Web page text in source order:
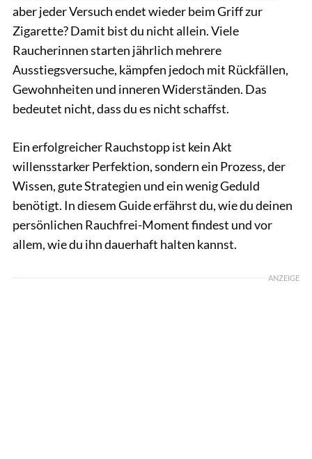
aber jeder Versuch endet wieder beim Griff zur
Zigarette? Damit bist du nicht allein. Viele
Raucherinnen starten jährlich mehrere
Ausstiegsversuche, kämpfen jedoch mit Rückfällen,
Gewohnheiten und inneren Widerständen. Das
bedeutet nicht, dass du es nicht schaffst.
Ein erfolgreicher Rauchstopp ist kein Akt
willensstarker Perfektion, sondern ein Prozess, der
Wissen, gute Strategien und ein wenig Geduld
benötigt. In diesem Guide erfährst du, wie du deinen
persönlichen Rauchfrei-Moment findest und vor
allem, wie du ihn dauerhaft halten kannst.
ANZEIGE